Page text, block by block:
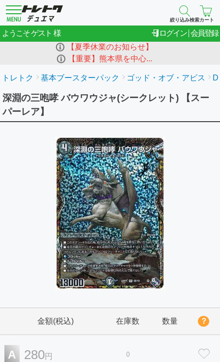
絞り込み検索カート
ようこそゲスト ログイン 会員登録
【夏季休業のお知らせ】
【重要】熊本県を中心...
トレトク 基本ブースターパック ゴッド・オブ・アビス
深淵の三咆哮 バウワウジャ(シークレット) 【スー
パーレア】
金額(税込) 在庫数 数量 ？
A 280円 0